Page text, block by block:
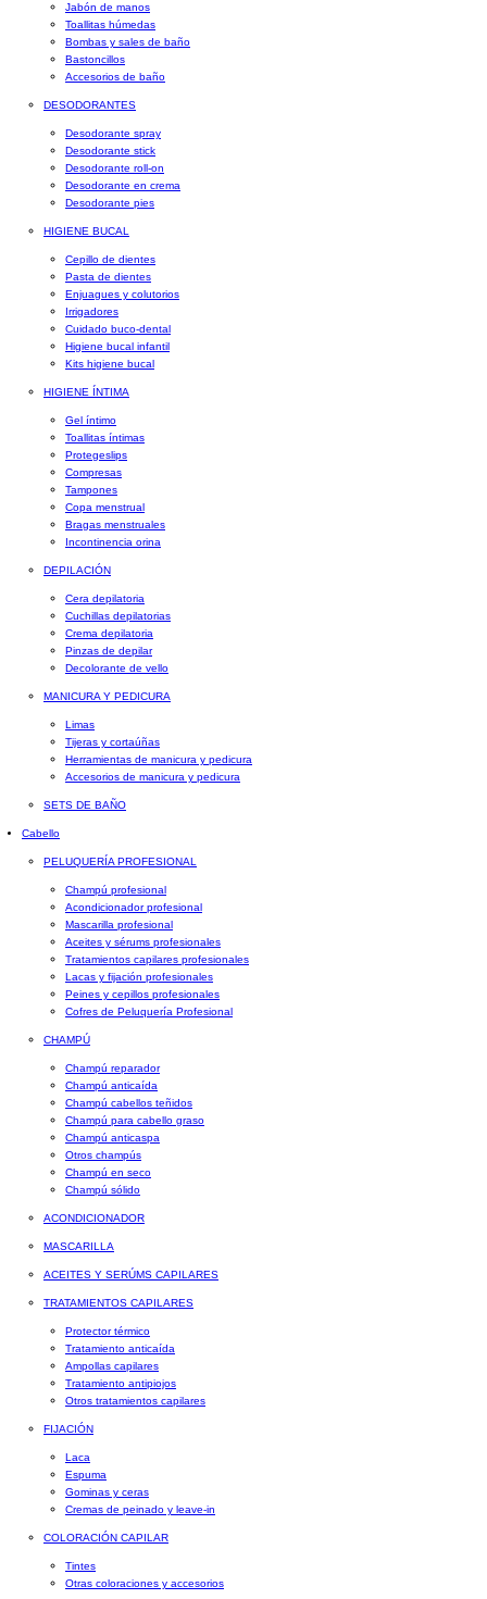
Jabón de manos
Toallitas húmedas
Bombas y sales de baño
Bastoncillos
Accesorios de baño
DESODORANTES
Desodorante spray
Desodorante stick
Desodorante roll-on
Desodorante en crema
Desodorante pies
HIGIENE BUCAL
Cepillo de dientes
Pasta de dientes
Enjuagues y colutorios
Irrigadores
Cuidado buco-dental
Higiene bucal infantil
Kits higiene bucal
HIGIENE ÍNTIMA
Gel íntimo
Toallitas íntimas
Protegeslips
Compresas
Tampones
Copa menstrual
Bragas menstruales
Incontinencia orina
DEPILACIÓN
Cera depilatoria
Cuchillas depilatorias
Crema depilatoria
Pinzas de depilar
Decolorante de vello
MANICURA Y PEDICURA
Limas
Tijeras y cortaúñas
Herramientas de manicura y pedicura
Accesorios de manicura y pedicura
SETS DE BAÑO
Cabello
PELUQUERÍA PROFESIONAL
Champú profesional
Acondicionador profesional
Mascarilla profesional
Aceites y sérums profesionales
Tratamientos capilares profesionales
Lacas y fijación profesionales
Peines y cepillos profesionales
Cofres de Peluquería Profesional
CHAMPÚ
Champú reparador
Champú anticaída
Champú cabellos teñidos
Champú para cabello graso
Champú anticaspa
Otros champús
Champú en seco
Champú sólido
ACONDICIONADOR
MASCARILLA
ACEITES Y SERÚMS CAPILARES
TRATAMIENTOS CAPILARES
Protector térmico
Tratamiento anticaída
Ampollas capilares
Tratamiento antipiojos
Otros tratamientos capilares
FIJACIÓN
Laca
Espuma
Gominas y ceras
Cremas de peinado y leave-in
COLORACIÓN CAPILAR
Tintes
Otras coloraciones y accesorios